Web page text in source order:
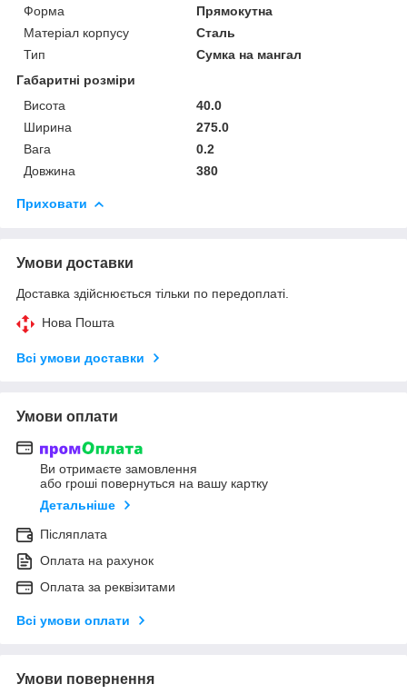
Форма
Прямокутна
Матеріал корпусу
Сталь
Тип
Сумка на мангал
Габаритні розміри
Висота
40.0
Ширина
275.0
Вага
0.2
Довжина
380
Приховати
Умови доставки
Доставка здійснюється тільки по передоплаті.
Нова Пошта
Всі умови доставки
Умови оплати
Ви отримаєте замовлення
або гроші повернуться на вашу картку
Детальніше
Післяплата
Оплата на рахунок
Оплата за реквізитами
Всі умови оплати
Умови повернення